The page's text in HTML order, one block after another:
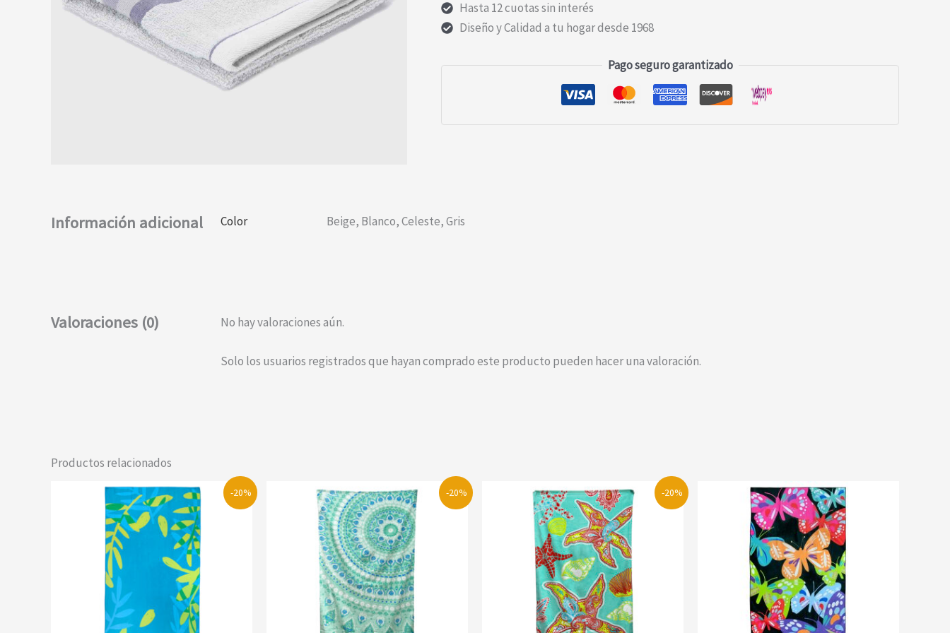
Hasta 12 cuotas sin interés
Diseño y Calidad a tu hogar desde 1968
Pago seguro garantizado
Información adicional Color Beige, Blanco,Celeste,Gris
Valoraciones (0) No hay valoraciones aún.
Solo los usuarios registrados que hayan comprado este producto pueden hacer una valoración.
Productos relacionados
-20% -20% -20%